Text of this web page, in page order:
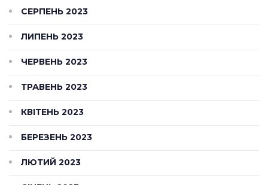
СЕРПЕНЬ 2023
ЛИПЕНЬ 2023
ЧЕРВЕНЬ 2023
ТРАВЕНЬ 2023
КВІТЕНЬ 2023
БЕРЕЗЕНЬ 2023
ЛЮТИЙ 2023